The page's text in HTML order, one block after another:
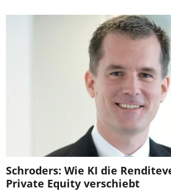
Schroders: Wie KI die
Private Equity verschiebt